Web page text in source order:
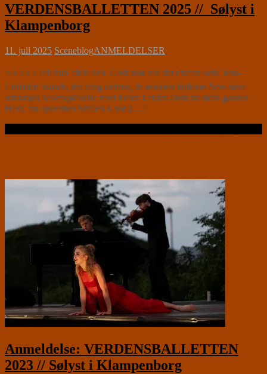
VERDENSBALLETTEN 2025 // Sølyst i
Klampenborg
11. juli 2025 SceneblogANMELDELSER
⭐⭐⭐⭐⭐ Ich hab’ dich lieb. Godt nok var det chefen selv, Jens-
Christian Wandt, der sang ordene, da tenoren indledte årets store
udendørs balletoplevelse med Franz Lehárs Dein ist mein ganzes
Herz, fra operetten Smilets Land.[…]
Anmeldelse: VERDENSBALLETTEN
2023 // Sølyst i Klampenborg